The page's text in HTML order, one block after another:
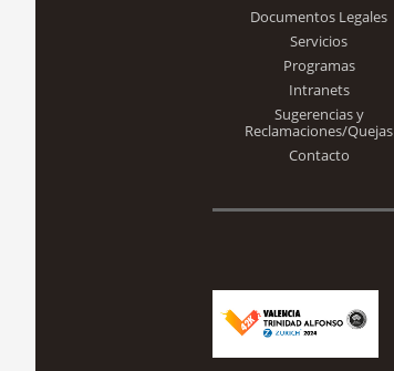
Documentos Legales
Servicios
Programas
Intranets
Sugerencias y
Reclamaciones/Quejas
Contacto